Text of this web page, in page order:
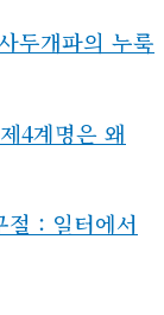
두개파의 누룩
4계명은 왜
절 : 일터에서